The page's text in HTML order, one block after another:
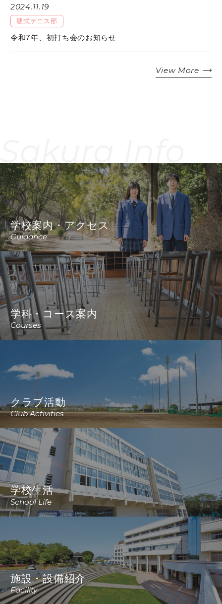
2024.11.19
硬式テニス部
令和7年、初打ち会のお知らせ
View More
学校案内・アクセス
Guidance
学科・コース案内
Courses
クラブ活動
Club Activities
学校生活
School Life
施設・設備紹介
Facility